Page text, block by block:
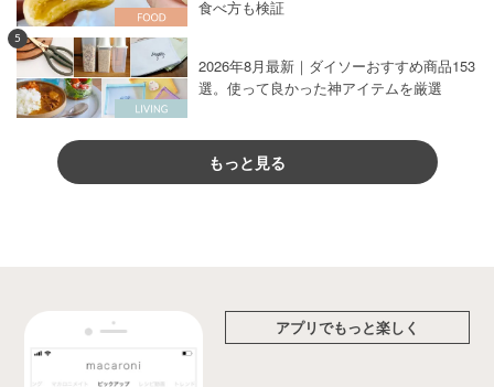
食べ方も検証
5
2026年8月最新｜ダイソーおすすめ商品153
選。使って良かった神アイテムを厳選
もっと見る
アプリでもっと楽しく